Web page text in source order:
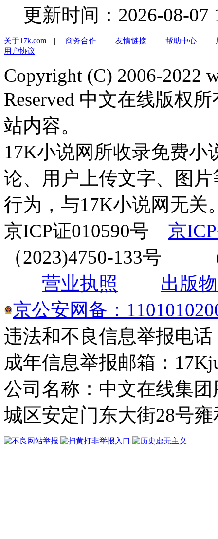
更新时间：2026-08-07
关于17k.com | 商务合作 | 友情链接 | 帮助中心 |
用户协议
Copyright (C) 2006-2022
Reserved 中文在线版权
站内容。
17K小说网所收录免费小
论、用户上传文字、图
行为，与17K小说网无关
京ICP证010590号 京
（2023)4750-133号
营业执照
出版
京公安网备：
违法和不良信息举报电话
成年信息举报邮箱：
公司名称：中文在线集
城区安定门东大街28号